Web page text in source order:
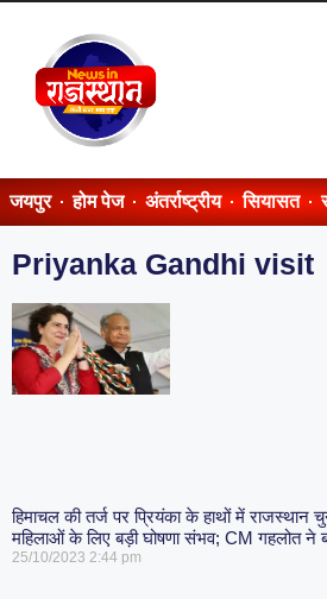
जयपुर होम पेज अंतर्राष्ट्रीय सियासत
Priyanka Gandhi visit
हिमाचल की तर्ज पर प्रियंका के हाथों में राजस्थान
महिलाओं के लिए बड़ी घोषणा संभव; CM गहलोत ने
25/10/2023 2:44 pm